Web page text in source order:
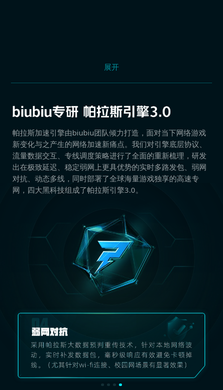
展开
帕拉斯加速引擎由biubiu团队倾力打造，面对当下网络游戏
新变化与之产生的网络加速新痛点。我们对引擎底层协议、
流量数据交互、专线调度策略进行了全面的重新梳理，研发
出在极致延迟、稳定弱网上更具优势的实时多路发包、弱网
对抗、动态多线，同时部署了全球海量游戏独享的高速专
网，四大黑科技组成了帕拉斯引擎3.0。